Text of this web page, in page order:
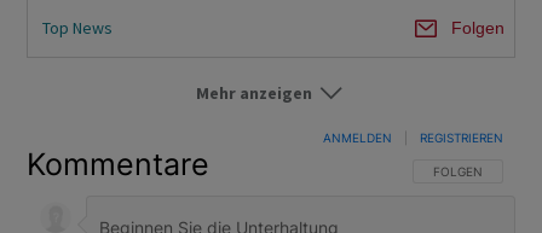
Top News Folgen
Mehr anzeigen
Kommentare FOLGE DIESER
FOLGEN
ANMELDEN REGISTRIEREN